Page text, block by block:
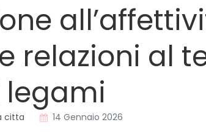
relazioni al
legami
citta 14 Gennaio 2026